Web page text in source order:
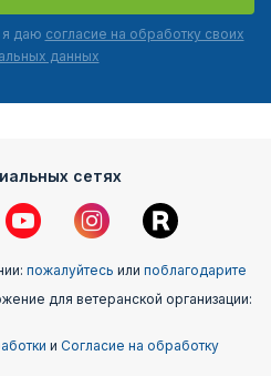
я даю согласие на обработку своих
данных
сетях
пожалуйтесь или поблагодарите
для ветеранской организации:
и Согласие на обработку